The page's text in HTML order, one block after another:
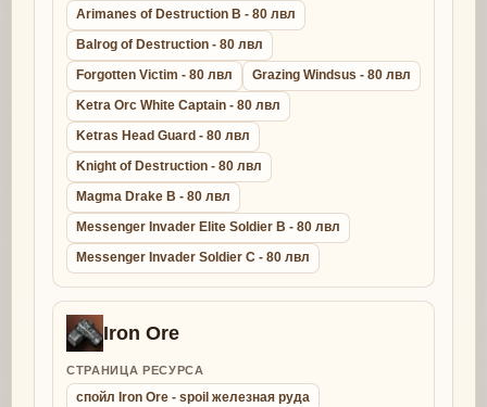
Arimanes of Destruction B - 80 лвл
Balrog of Destruction - 80 лвл
Forgotten Victim - 80 лвл
Grazing Windsus - 80 лвл
Ketra Orc White Captain - 80 лвл
Ketras Head Guard - 80 лвл
Knight of Destruction - 80 лвл
Magma Drake B - 80 лвл
Messenger Invader Elite Soldier B - 80 лвл
Messenger Invader Soldier C - 80 лвл
Iron Ore
СТРАНИЦА РЕСУРСА
спойл Iron Ore - spoil железная руда